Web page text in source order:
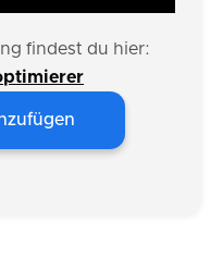
findest du hier: